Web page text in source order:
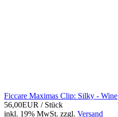
Ficcare Maximas Clip: Silky - Wine
56,00EUR / Stück
inkl. 19% MwSt. zzgl. Versand